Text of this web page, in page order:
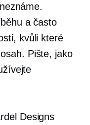
a často
kvůli které
Pište, jako
Designs